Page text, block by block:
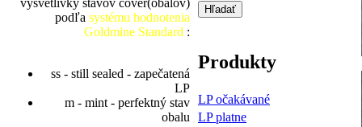
vysvetlivky stavov cover(obalov)
podľa systému hodnotenia
Goldmine Standard :
ss - still sealed - zapečatená
LP
m - mint - perfektný stav
obalu
Produkty
LP očakávané
LP platne